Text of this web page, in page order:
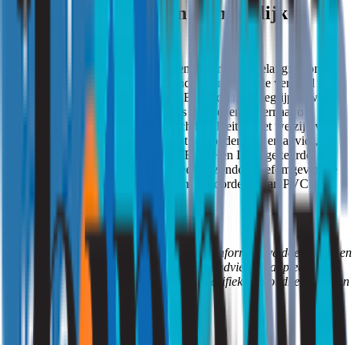
Conclusie pvc vloeren en mogelijke
nadelen
PVC-vloeren hebben hun voordelen, maar het is belangrijk om
bewust te zijn van mogelijke gezondheidsrisico’s die verband
kunnen houden met de materialen. Bij Strooming begrijpen we hoe
cruciaal een gezond binnenmilieu is en streven we ernaar om
problemen aan te pakken die de luchtkwaliteit en het welzijn van
bewoners kunnen beïnvloeden. Met ons onderzoek en advies,
gecombineerd met het gebruik van ECO+ en DIBt gekeurde
materialen, kunnen we helpen om een gezondere leefomgeving te
creëren voor iedereen die geniet van de voordelen van PVC-
Let op: Dit artikel is alleen bedoeld voor informatieve doeleinden en
mag niet worden beschouwd als medisch advies. Raadpleeg altijd
een gekwalificeerde professional voor specifieke gezondheidsvragen
of problemen.